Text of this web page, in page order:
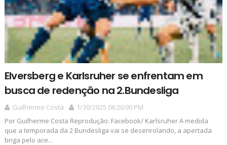
Elversberg e Karlsruher se enfrentam em
busca de redenção na 2.Bundesliga
Guilherme Costa
1/30/2025 06:20:00 PM
Por Guilherme Costa Reprodução: Facebook/ Karlsruher A medida
que a temporada da 2 Bundesliga vai se desenrolando, a apertada
briga pelo ace...